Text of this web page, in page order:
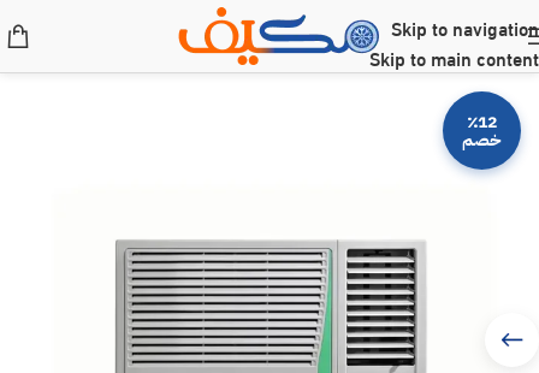
Skip to navigation
Skip to main content
٪12
خصم